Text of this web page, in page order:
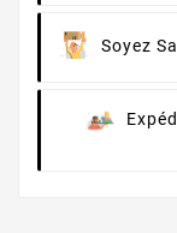
Soyez